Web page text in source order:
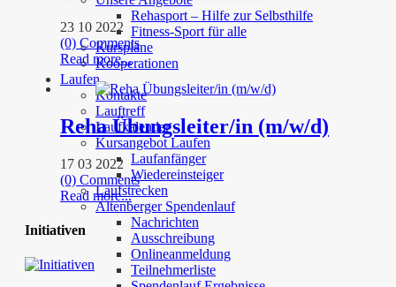
Rehasport – Hilfe zur Selbsthilfe
Fitness-Sport für alle
Kurspläne
Kooperationen
Laufen
Kontakte
Lauftreff
Laufkalender
Kursangebot Laufen
Laufanfänger
Wiedereinsteiger
Laufstrecken
Altenberger Spendenlauf
Nachrichten
Ausschreibung
Onlineanmeldung
Teilnehmerliste
23 10 2022
(0) Comments
Read more...
Reha Übungsleiter/in (m/w/d)
17 03 2022
(0) Comments
Read more...
Initiativen